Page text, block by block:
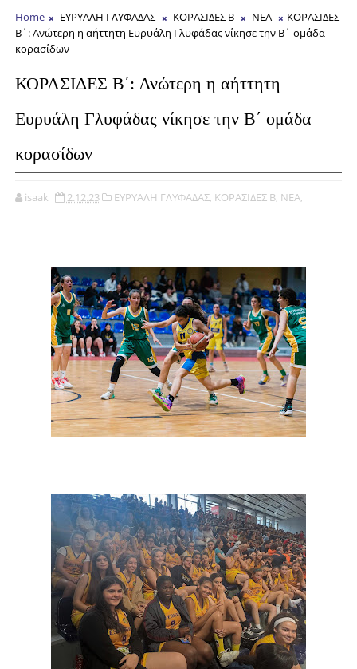
Home ΕΥΡΥΑΛΗ ΓΛΥΦΑΔΑΣ ΚΟΡΑΣΙΔΕΣ Β ΝΕΑ
ΚΟΡΑΣΙΔΕΣ
Β΄: Ανώτερη η αήττητη Ευρυάλη Γλυφάδας νίκησε την Β΄ ομάδα
κορασίδων
ΚΟΡΑΣΙΔΕΣ Β΄: Ανώτερη η αήττητη
Ευρυάλη Γλυφάδας νίκησε την Β΄ ομάδα
κορασίδων
isaak 2.12.23 ΕΥΡΥΑΛΗ ΓΛΥΦΑΔΑΣ, ΚΟΡΑΣΙΔΕΣ Β, ΝΕΑ,